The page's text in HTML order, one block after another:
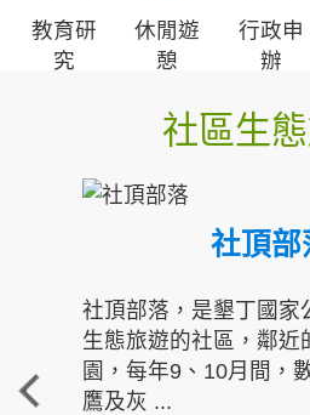
教育研
究
休閒遊
憩
行政申
辦
社區生
社頂部
社頂部落，是墾丁國家
生態旅遊的社區，鄰近
園，每年9、10月間，
鷹及灰 ...